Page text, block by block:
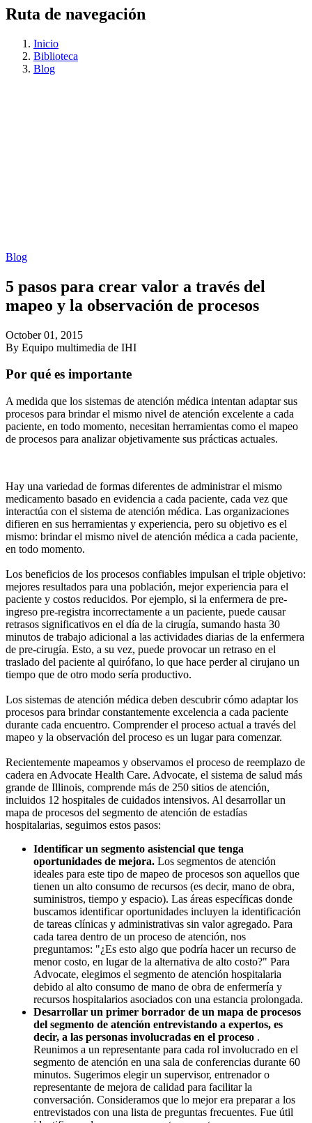
Ruta de navegación
Inicio
Biblioteca
Blog
Blog
5 pasos para crear valor a través del
mapeo y la observación de procesos
October 01, 2015
By Equipo multimedia de IHI
Por qué es importante
A medida que los sistemas de atención médica intentan adaptar sus
procesos para brindar el mismo nivel de atención excelente a cada
paciente, en todo momento, necesitan herramientas como el mapeo
de procesos para analizar objetivamente sus prácticas actuales.
Hay una variedad de formas diferentes de administrar el mismo
medicamento basado en evidencia a cada paciente, cada vez que
interactúa con el sistema de atención médica. Las organizaciones
difieren en sus herramientas y experiencia, pero su objetivo es el
mismo: brindar el mismo nivel de atención médica a cada paciente,
en todo momento.
Los beneficios de los procesos confiables impulsan el triple objetivo:
mejores resultados para una población, mejor experiencia para el
paciente y costos reducidos. Por ejemplo, si la enfermera de pre-
ingreso pre-registra incorrectamente a un paciente, puede causar
retrasos significativos en el día de la cirugía, sumando hasta 30
minutos de trabajo adicional a las actividades diarias de la enfermera
de pre-cirugía. Esto, a su vez, puede provocar un retraso en el
traslado del paciente al quirófano, lo que hace perder al cirujano un
tiempo que de otro modo sería productivo.
Los sistemas de atención médica deben descubrir cómo adaptar los
procesos para brindar constantemente excelencia a cada paciente
durante cada encuentro. Comprender el proceso actual a través del
mapeo y la observación del proceso es un lugar para comenzar.
Recientemente mapeamos y observamos el proceso de reemplazo de
cadera en Advocate Health Care. Advocate, el sistema de salud más
grande de Illinois, comprende más de 250 sitios de atención,
incluidos 12 hospitales de cuidados intensivos. Al desarrollar un
mapa de procesos del segmento de atención de estadías
hospitalarias, seguimos estos pasos:
Identificar un segmento asistencial que tenga
oportunidades de mejora. Los segmentos de atención
ideales para este tipo de mapeo de procesos son aquellos que
tienen un alto consumo de recursos (es decir, mano de obra,
suministros, tiempo y espacio). Las áreas específicas donde
buscamos identificar oportunidades incluyen la identificación
de tareas clínicas y administrativas sin valor agregado. Para
cada tarea dentro de un proceso de atención, nos
preguntamos: "¿Es esto algo que podría hacer un recurso de
menor costo, en lugar de la alternativa de alto costo?" Para
Advocate, elegimos el segmento de atención hospitalaria
debido al alto consumo de mano de obra de enfermería y
recursos hospitalarios asociados con una estancia prolongada.
Desarrollar un primer borrador de un mapa de procesos
del segmento de atención entrevistando a expertos, es
decir, a las personas involucradas en el proceso .
Reunimos a un representante para cada rol involucrado en el
segmento de atención en una sala de conferencias durante 60
minutos. Sugerimos elegir un supervisor, entrenador o
representante de mejora de calidad para facilitar la
conversación. Consideramos que lo mejor era preparar a los
entrevistados con una lista de preguntas frecuentes. Fue útil